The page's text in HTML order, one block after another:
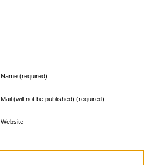
Name (required)
Mail (will not be published) (required)
Website